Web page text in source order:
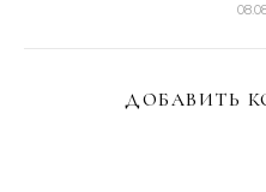
ДОБАВИТЬ